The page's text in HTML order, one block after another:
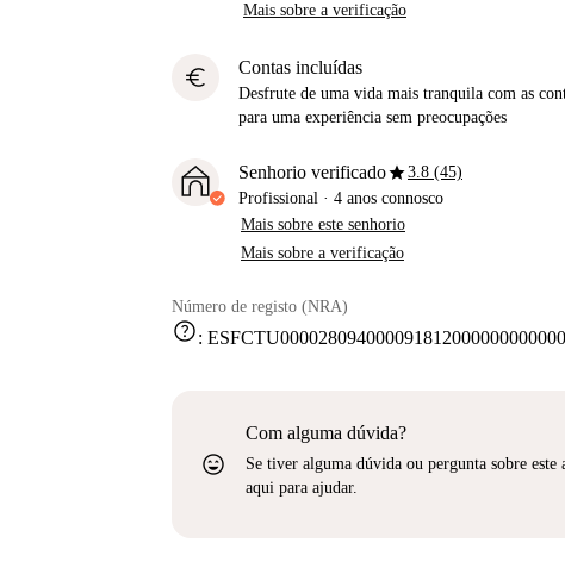
Mais sobre a verificação
euro Contas incluídas
Desfrute de uma vida mais tranquila com as
para uma experiência sem preocupações
Senhorio verificadostar3.8 (45)
Profissional · 4 anos connosco
Mais sobre este senhorio
Mais sobre a verificação
Número de registo (NRA)
help:
sentiment_very_satisfied
Com alguma dúvida?
Se tiver alguma dúvida ou pergunta sobre este
aqui para ajudar.